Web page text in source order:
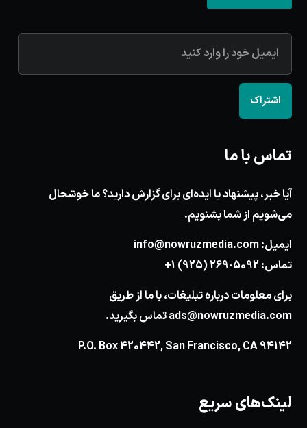
اشتراک
تماس با ما
آیا خبر، پیشنهاد یا ایده‌ای برای گزارش دارید؟ ما خوشحال
می‌شویم از شما بشنویم.
ایمیل:info@nowruzmedia.com
تماس:+1 (925) 269-5092
برای معلومات درباره تبلیغات، با ما از طریق
ads@nowruzmedia.comتماس بگیرید.
P.O. Box 420442, San Francisco, CA 94142
لینک‌های سریع